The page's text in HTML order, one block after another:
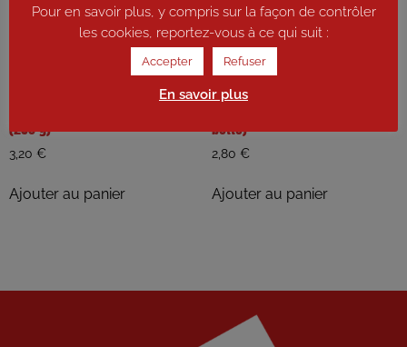
(250 g)
3,20 €
Ajouter au panier
botte)
2,80 €
Ajouter au panier
Pour en savoir plus, y compris sur la façon de contrôler
les cookies, reportez-vous à ce qui suit :
Accepter Refuser
En savoir plus